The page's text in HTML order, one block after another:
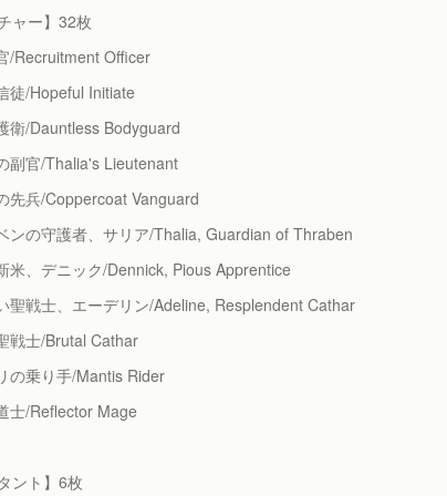
ャー】32枚
/Recruitment Officer
徒/Hopeful Initiate
衛/Dauntless Bodyguard
副官/Thalia's Lieutenant
先兵/Coppercoat Vanguard
ンの守護者、サリア/Thalia, Guardian of Thraben
米、デニック/Dennick, Pious Apprentice
聖戦士、エーデリン/Adeline, Resplendent Cathar
戦士/Brutal Cathar
の乗り手/Mantis Rider
士/Reflector Mage
ント】6枚